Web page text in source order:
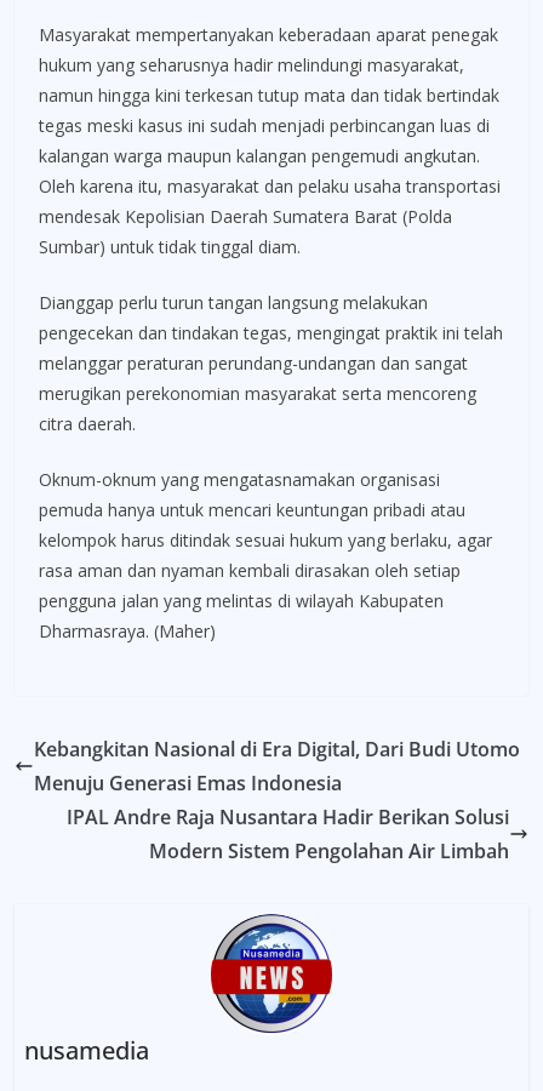
Masyarakat mempertanyakan keberadaan aparat penegak
hukum yang seharusnya hadir melindungi masyarakat,
namun hingga kini terkesan tutup mata dan tidak bertindak
tegas meski kasus ini sudah menjadi perbincangan luas di
kalangan warga maupun kalangan pengemudi angkutan.
Oleh karena itu, masyarakat dan pelaku usaha transportasi
mendesak Kepolisian Daerah Sumatera Barat (Polda
Sumbar) untuk tidak tinggal diam.
Dianggap perlu turun tangan langsung melakukan
pengecekan dan tindakan tegas, mengingat praktik ini telah
melanggar peraturan perundang-undangan dan sangat
merugikan perekonomian masyarakat serta mencoreng
citra daerah.
Oknum-oknum yang mengatasnamakan organisasi
pemuda hanya untuk mencari keuntungan pribadi atau
kelompok harus ditindak sesuai hukum yang berlaku, agar
rasa aman dan nyaman kembali dirasakan oleh setiap
pengguna jalan yang melintas di wilayah Kabupaten
Dharmasraya. (Maher)
Kebangkitan Nasional di Era Digital, Dari Budi Utomo
Menuju Generasi Emas Indonesia
IPAL Andre Raja Nusantara Hadir Berikan Solusi
Modern Sistem Pengolahan Air Limbah
nusamedia